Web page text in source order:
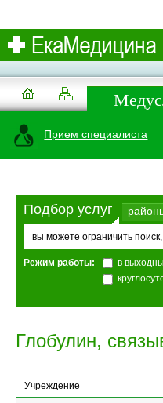
Прием специалиста
Подбор услуг
вы можете ограничить
Режим работы:
в
Глобулин,
Учреждение